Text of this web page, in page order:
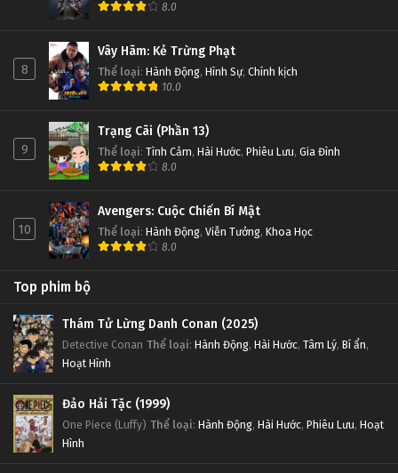
8.0
8
Vây Hãm: Kẻ Trừng Phạt
Thể loại: Hành Động, Hình Sự, Chính kịch
10.0
9
Trạng Cãi (Phần 13)
Thể loại: Tình Cảm, Hài Hước, Phiêu Lưu, Gia Đình
8.0
10
Avengers: Cuộc Chiến Bí Mật
Thể loại: Hành Động, Viễn Tưởng, Khoa Học
8.0
Top phim bộ
Thám Tử Lừng Danh Conan (2025)
Detective Conan Thể loại: Hành Động, Hài Hước, Tâm Lý, Bí ẩn,
Hoạt Hình
Đảo Hải Tặc (1999)
One Piece (Luffy) Thể loại: Hành Động, Hài Hước, Phiêu Lưu, Hoạt
Hình